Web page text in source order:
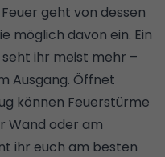
geht von dessen
möglich davon ein. Ein
seht ihr meist mehr –
Ausgang. Öffnet
können Feuerstürme
Wand oder am
ihr euch am besten